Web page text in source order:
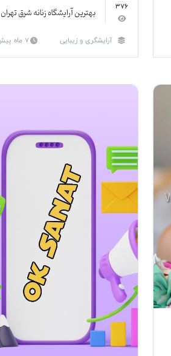
376 بهترین آرایشگاه زنانه شرق تهران
آرایشگری و زیبایی 7 ماه پیش